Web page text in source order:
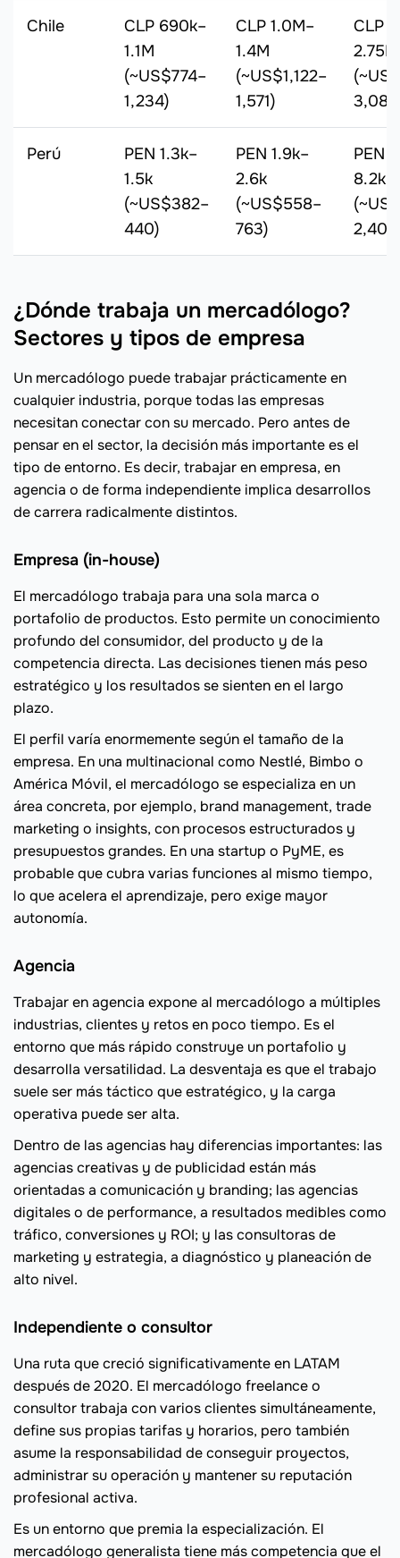
Chile
CLP 690k–
1.1M
(~US$774–
1,234)
CLP 1.0M–
1.4M
(~US$1,122–
1,571)
CLP
2.75M
Perú
PEN 1.3k–
1.5k
(~US$382–
440)
PEN 1.9k–
2.6k
(~US$558–
763)
PEN
8.2k
2,407)
¿Dónde trabaja un mercadólogo?
Sectores y tipos de empresa
Un mercadólogo puede trabajar prácticamente en
cualquier industria, porque todas las empresas
necesitan conectar con su mercado. Pero antes de
pensar en el sector, la decisión más importante es el
tipo de entorno. Es decir, trabajar en empresa, en
agencia o de forma independiente implica desarrollos
de carrera radicalmente distintos.
Empresa (in-house)
El mercadólogo trabaja para una sola marca o
portafolio de productos. Esto permite un conocimiento
profundo del consumidor, del producto y de la
competencia directa. Las decisiones tienen más peso
estratégico y los resultados se sienten en el largo
plazo.
El perfil varía enormemente según el tamaño de la
empresa. En una multinacional como Nestlé, Bimbo o
América Móvil, el mercadólogo se especializa en un
área concreta, por ejemplo, brand management, trade
marketing o insights, con procesos estructurados y
presupuestos grandes. En una startup o PyME, es
probable que cubra varias funciones al mismo tiempo,
lo que acelera el aprendizaje, pero exige mayor
autonomía.
Agencia
Trabajar en agencia expone al mercadólogo a múltiples
industrias, clientes y retos en poco tiempo. Es el
entorno que más rápido construye un portafolio y
desarrolla versatilidad. La desventaja es que el trabajo
suele ser más táctico que estratégico, y la carga
operativa puede ser alta.
Dentro de las agencias hay diferencias importantes: las
agencias creativas y de publicidad están más
orientadas a comunicación y branding; las agencias
digitales o de performance, a resultados medibles como
tráfico, conversiones y ROI; y las consultoras de
marketing y estrategia, a diagnóstico y planeación de
alto nivel.
Independiente o consultor
Una ruta que creció significativamente en LATAM
después de 2020. El mercadólogo freelance o
consultor trabaja con varios clientes simultáneamente,
define sus propias tarifas y horarios, pero también
asume la responsabilidad de conseguir proyectos,
administrar su operación y mantener su reputación
profesional activa.
Es un entorno que premia la especialización. El
mercadólogo generalista tiene más competencia que el